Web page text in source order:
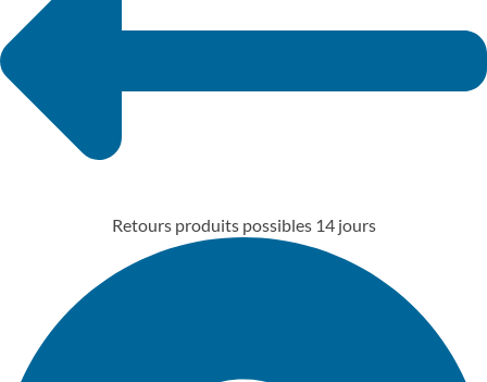
Retours produits possibles 14 jours